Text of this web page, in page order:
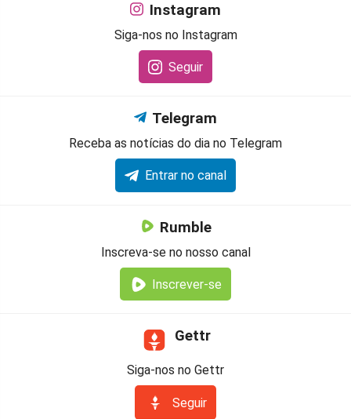
Instagram
Siga-nos no Instagram
Seguir
Telegram
Receba as notícias do dia no Telegram
Entrar no canal
Rumble
Inscreva-se no nosso canal
Inscrever-se
Gettr
Siga-nos no Gettr
Seguir